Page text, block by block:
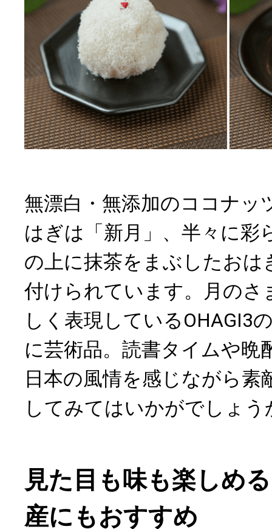
無漂白・無添加のココナッ
はぎは「新月」、半々に彩
の上に抹茶をまぶしたおは
付けられています。月のさ
しく表現しているOHAGI3
に芸術品。読書タイムや晩
日本の風情を感じながら素
してみてはいかがでしょう
見た目も味も楽しめ
産にもおすすめ